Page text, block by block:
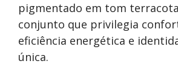
pigmentado em tom
conjunto que privilegia
eficiência energética e
única.